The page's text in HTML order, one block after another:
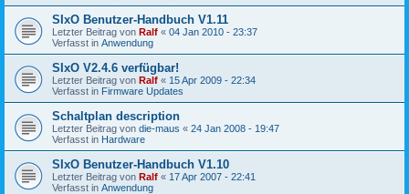
SIxO Benutzer-Handbuch V1.11
Letzter Beitrag von Ralf « 04 Jan 2010 - 23:37
Verfasst in Anwendung
SIxO V2.4.6 verfügbar!
Letzter Beitrag von Ralf « 15 Apr 2009 - 22:34
Verfasst in Firmware Updates
Schaltplan description
Letzter Beitrag von die-maus « 24 Jan 2008 - 19:47
Verfasst in Hardware
SIxO Benutzer-Handbuch V1.10
Letzter Beitrag von Ralf « 17 Apr 2007 - 22:41
Verfasst in Anwendung